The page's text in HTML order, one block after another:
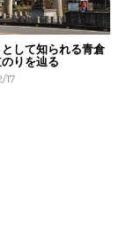
として知られる青倉
りを辿る
17